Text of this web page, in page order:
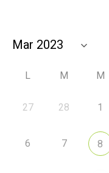
L M M
27 28 1
6 7 8